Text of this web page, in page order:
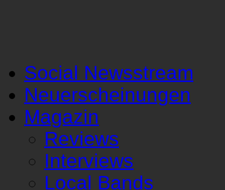
Social Newsstream
Neuerscheinungen
Magazin
Reviews
Interviews
Local Bands